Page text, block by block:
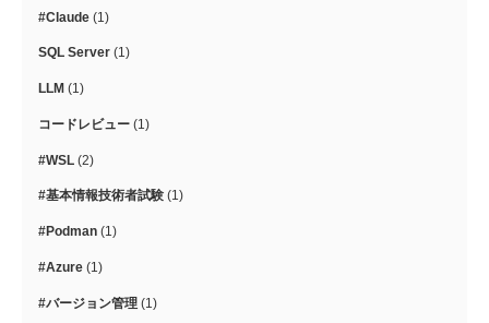
#Claude (1)
SQL Server (1)
LLM (1)
コードレビュー (1)
#WSL (2)
#基本情報技術者試験 (1)
#Podman (1)
#Azure (1)
#バージョン管理 (1)